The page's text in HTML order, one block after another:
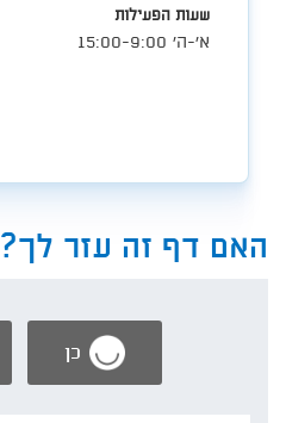
שעות הפעילות
​א'-ה' 15:00-9:00
האם דף זה עזר לך?
כן